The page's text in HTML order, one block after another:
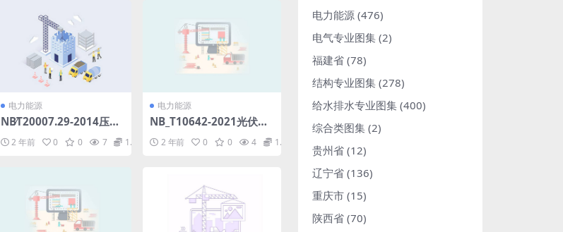
电力能源
NB∕T20007.29-2014压水
分：泵用奥氏体-铁素体双
2 年前 0 0 7 1.98
电力能源
NB_T10642-2021光伏发
B)pdf
2 年前 0 0 4 1.98
电力能源 (476)
电气专业图集 (2)
福建省 (78)
结构专业图集 (278)
给水排水专业图集 (400)
综合类图集 (2)
贵州省 (12)
辽宁省 (136)
重庆市 (15)
陕西省 (70)